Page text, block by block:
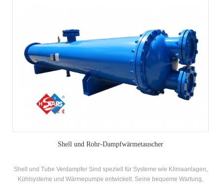
Modul, Shell und Rohr-Wärmetauscher-Verflüssiger/ Verdampfer,
Diese Shell und Rohr-Wärmetauscher erlassen hohe-Effizienz Kupfer-
nickel-Legierung Kupfer-Rohre, die sind eingetaucht in das Kühlmittel,